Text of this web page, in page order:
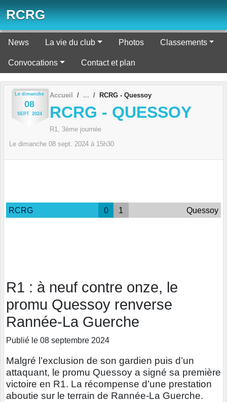
RCRG
News La vie du club Photos Classements
Convocations Contact et plan
Le dimanche
08
SEPT. 2024
Accueil RCRG - Quessoy
RCRG - QUESSOY
R1, 3ème journée
Le dimanche 08 sept. 2024 à 15h30
RCRG 0 1 Quessoy
R1 : à neuf contre onze, le
promu Quessoy renverse
Rannée-La Guerche
Publié le 08 septembre 2024
Malgré l’exclusion de son gardien puis d’un
attaquant, le promu Quessoy a signé sa première
victoire en R1. La récompense d’une prestation
aboutie sur le terrain de Rannée-La Guerche.